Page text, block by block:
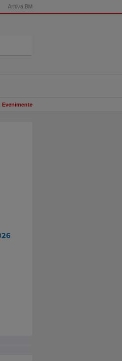
Arhiva BM
Evenimente